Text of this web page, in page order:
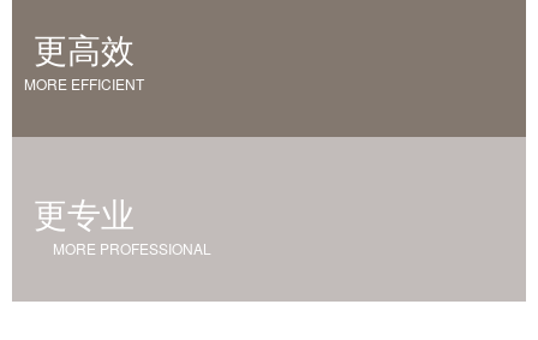
更高效
MORE EFFICIENT
更专业
MORE PROFESSIONAL